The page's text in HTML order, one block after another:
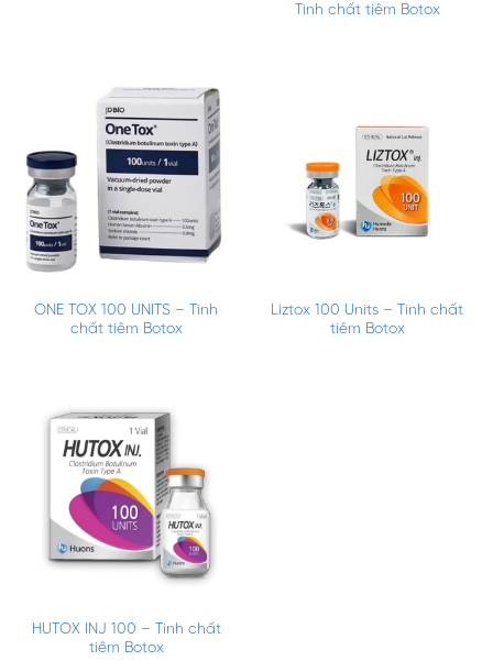
Tinh chất tiêm Botox
ONE TOX 100 UNITS – Tinh
chất tiêm Botox
Liztox 100 Units – Tinh chất
tiêm Botox
HUTOX INJ 100 – Tinh chất
tiêm Botox